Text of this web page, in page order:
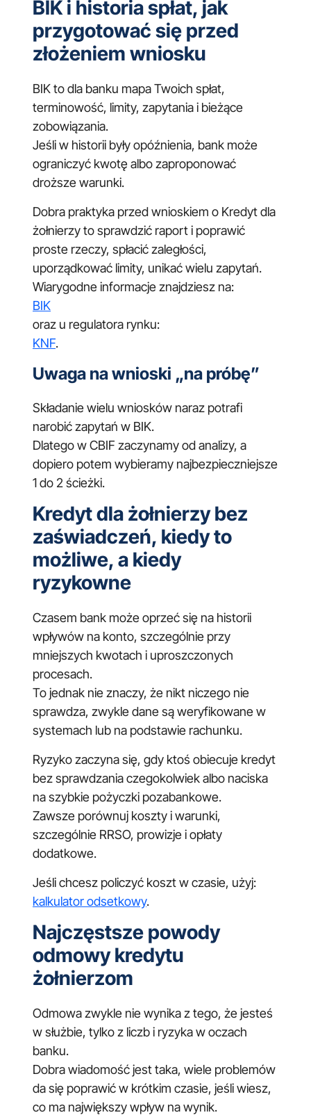
BIK i historia spłat, jak
przygotować się przed
złożeniem wniosku
BIK to dla banku mapa Twoich spłat,
terminowość, limity, zapytania i bieżące
zobowiązania.
Jeśli w historii były opóźnienia, bank może
ograniczyć kwotę albo zaproponować
droższe warunki.
Dobra praktyka przed wnioskiem o Kredyt dla
żołnierzy to sprawdzić raport i poprawić
proste rzeczy, spłacić zaległości,
uporządkować limity, unikać wielu zapytań.
Wiarygodne informacje znajdziesz na:
BIK
oraz u regulatora rynku:
KNF.
Uwaga na wnioski „na próbę”
Składanie wielu wniosków naraz potrafi
narobić zapytań w BIK.
Dlatego w CBIF zaczynamy od analizy, a
dopiero potem wybieramy najbezpieczniejsze
1 do 2 ścieżki.
Kredyt dla żołnierzy bez
zaświadczeń, kiedy to
możliwe, a kiedy
ryzykowne
Czasem bank może oprzeć się na historii
wpływów na konto, szczególnie przy
mniejszych kwotach i uproszczonych
procesach.
To jednak nie znaczy, że nikt niczego nie
sprawdza, zwykle dane są weryfikowane w
systemach lub na podstawie rachunku.
Ryzyko zaczyna się, gdy ktoś obiecuje kredyt
bez sprawdzania czegokolwiek albo naciska
na szybkie pożyczki pozabankowe.
Zawsze porównuj koszty i warunki,
szczególnie RRSO, prowizje i opłaty
dodatkowe.
Jeśli chcesz policzyć koszt w czasie, użyj:
kalkulator odsetkowy.
Najczęstsze powody
odmowy kredytu
żołnierzom
Odmowa zwykle nie wynika z tego, że jesteś
w służbie, tylko z liczb i ryzyka w oczach
banku.
Dobra wiadomość jest taka, wiele problemów
da się poprawić w krótkim czasie, jeśli wiesz,
co ma największy wpływ na wynik.